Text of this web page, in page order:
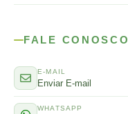
FALE CONOSCO
E-MAIL
Enviar E-mail
WHATSAPP